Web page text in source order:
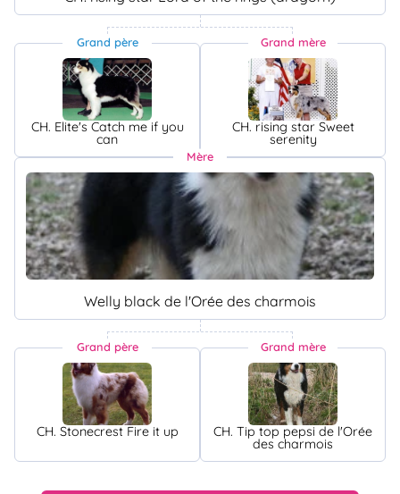
Grand père
CH. Elite's Catch me if you
can
Grand mère
CH. rising star Sweet
serenity
Mère
Welly black de l'Orée des charmois
Grand père
CH. Stonecrest Fire it up
Grand mère
CH. Tip top pepsi de l'Orée
des charmois